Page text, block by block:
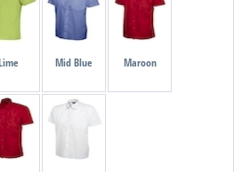
Mid Blue Maroon